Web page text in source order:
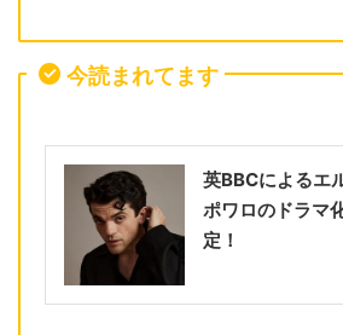
今読まれてます
英BBCによるエ
ポワロのドラマ
定！